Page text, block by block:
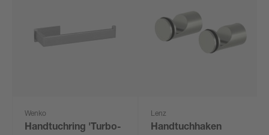
Wenko
Handtuchring 'Turbo-
Lenz
Handtuchhaken